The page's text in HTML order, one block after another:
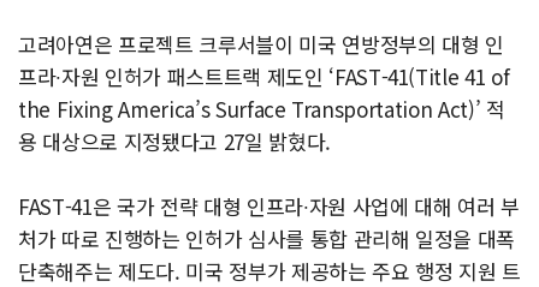
고려아연은 프로젝트 크루서블이 미국 연방정부의 대형 인
프라∙자원 인허가 패스트트랙 제도인 ‘FAST-41(Title 41 of
the Fixing America’s Surface Transportation Act)’ 적
용 대상으로 지정됐다고 27일 밝혔다.
FAST-41은 국가 전략 대형 인프라∙자원 사업에 대해 여러 부
처가 따로 진행하는 인허가 심사를 통합 관리해 일정을 대폭
단축해주는 제도다. 미국 정부가 제공하는 주요 행정 지원 트